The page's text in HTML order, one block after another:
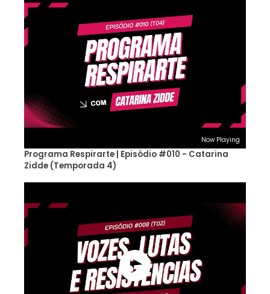
Now Playing
Programa Respirarte | Episódio #010 - Catarina
Zidde (Temporada 4)